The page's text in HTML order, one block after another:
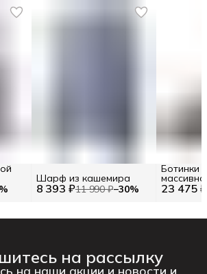
% 8 393 ₽11 990 ₽−30%
Шарф из кашемира
23 475 ₽
Ботинки
38.5 / EU
на рассылку